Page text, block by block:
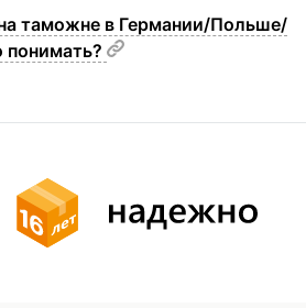
таможне в Германии/Польше/
понимать?